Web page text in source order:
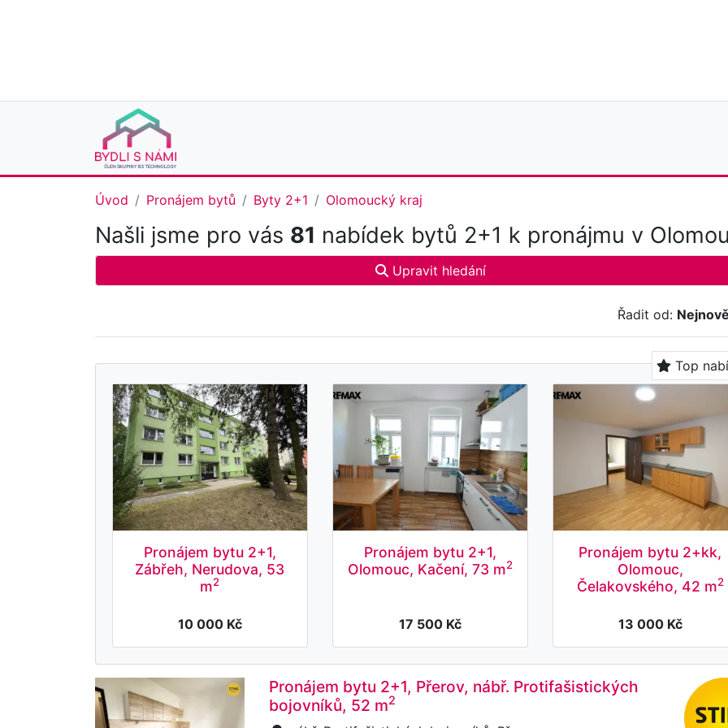
Úvod Pronájem bytů Byty 2+1 Olomoucký kraj
Našli jsme pro vás 81 nabídek bytů 2+1 k pronájmu v
Upravit hledání
Řadit od:
Top
Pronájem bytu 2+1,
Zábřeh, Nerudova, 53
m2
10 000 Kč
Pronájem bytu 2+1,
Olomouc, Kačení, 73 m2
17 500 Kč
Pronájem bytu 2+kk,
Olomouc,
Čelakovského, 42 m2
13 000 Kč
Pronájem bytu 2+1, Přerov, nábř. Protifašistických
bojovníků, 52 m2